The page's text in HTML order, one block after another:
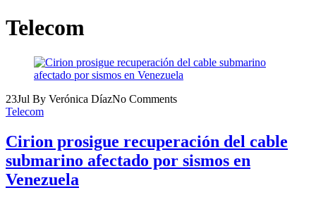
Telecom
23Jul By Verónica DíazNo Comments
Telecom
Cirion prosigue recuperación del cable
submarino afectado por sismos en
Venezuela